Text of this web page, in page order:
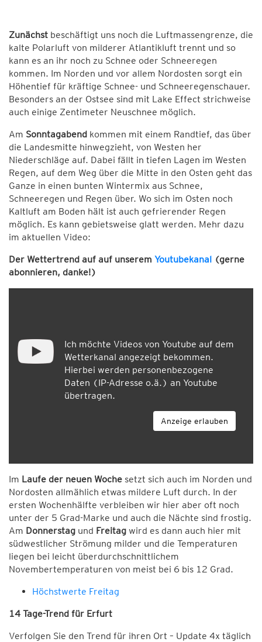
Zunächst beschäftigt uns noch die Luftmassengrenze, die
kalte Polarluft von milderer Atlantikluft trennt und so
kann es an ihr noch zu Schnee oder Schneeregen
kommen. Im Norden und vor allem Nordosten sorgt ein
Höhentief für kräftige Schnee- und Schneeregenschauer.
Besonders an der Ostsee sind mit Lake Effect strichweise
auch einige Zentimeter Neuschnee möglich.
Am Sonntagabend kommen mit einem Randtief, das über
die Landesmitte hinwegzieht, von Westen her
Niederschläge auf. Dabei fällt in tiefen Lagen im Westen
Regen, auf dem Weg über die Mitte in den Osten geht das
Ganze in einen bunten Wintermix aus Schnee,
Schneeregen und Regen über. Wo sich im Osten noch
Kaltluft am Boden hält ist auch gefrierender Regen
möglich. Es kann gebietsweise glatt werden. Mehr dazu
im aktuellen Video:
Der Wettertrend auf auf unserem Youtubekanal (gerne
abonnieren, danke!)
Ich möchte Videos von Youtube auf dem
Wetterkanal angezeigt bekommen.
Hierbei werden personenbezogene
Daten (IP-Adresse o.ä.) an Youtube
übertragen.
Anzeige erlauben
Im Laufe der neuen Woche setzt sich auch im Norden und
Nordosten allmählich etwas mildere Luft durch. In der
ersten Wochenhälfte verbleiben wir hier aber oft noch
unter der 5 Grad-Marke und auch die Nächte sind frostig.
Am Donnerstag und Freitag wird es dann auch hier mit
südwestlicher Strömung milder und die Temperaturen
liegen bei leicht überdurchschnittlichem
Novembertemperaturen von meist bei 6 bis 12 Grad.
Höchstwerte Freitag
14 Tage-Trend für Erfurt
Verfolgen Sie den Trend für ihren Ort – Update 4x täglich